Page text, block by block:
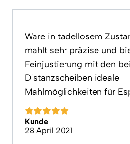
Ware in tadellosem
mahlt sehr präzise und
Feinjustierung mit den
Distanzscheiben ideale
Mahlmöglichkeiten für
Kunde
28 April 2021